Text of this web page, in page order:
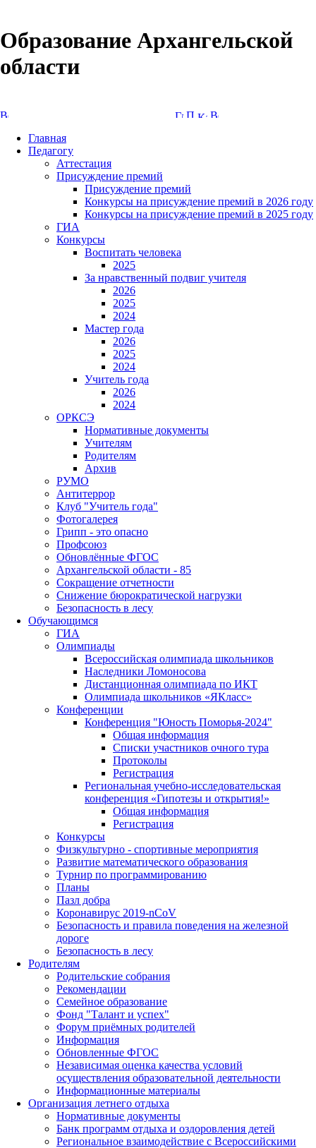
Образование Архангельской
области
Главная
Педагогу
Аттестация
Присуждение премий
Присуждение премий
Конкурсы на присуждение премий в 2026 году
Конкурсы на присуждение премий в 2025 году
ГИА
Конкурсы
Воспитать человека
2025
За нравственный подвиг учителя
2026
2025
2024
Мастер года
2026
2025
2024
Учитель года
2026
2024
ОРКСЭ
Нормативные документы
Учителям
Родителям
Архив
РУМО
Антитеррор
Клуб "Учитель года"
Фотогалерея
Грипп - это опасно
Профсоюз
Обновлённые ФГОС
Архангельской области - 85
Сокращение отчетности
Снижение бюрократической нагрузки
Безопасность в лесу
Обучающимся
ГИА
Олимпиады
Всероссийская олимпиада школьников
Наследники Ломоносова
Дистанционная олимпиада по ИКТ
Олимпиада школьников «ЯКласс»
Конференции
Конференция "Юность Поморья-2024"
Общая информация
Списки участников очного тура
Протоколы
Регистрация
Региональная учебно-исследовательская
конференция «Гипотезы и открытия!»
Общая информация
Регистрация
Конкурсы
Физкультурно - спортивные мероприятия
Развитие математического образования
Турнир по программированию
Планы
Пазл добра
Коронавирус 2019-nCoV
Безопасность и правила поведения на железной
дороге
Безопасность в лесу
Родителям
Родительские собрания
Рекомендации
Семейное образование
Фонд "Талант и успех"
Форум приёмных родителей
Информация
Обновленные ФГОС
Независимая оценка качества условий
осуществления образовательной деятельности
Информационные материалы
Организация летнего отдыха
Нормативные документы
Банк программ отдыха и оздоровления детей
Региональное взаимодействие с Всероссийскими